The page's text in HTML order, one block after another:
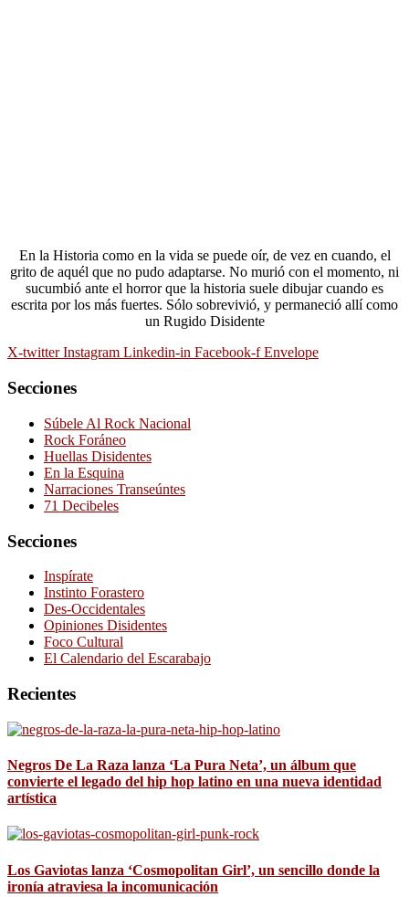
En la Historia como en la vida se puede oír, de vez en cuando, el
grito de aquél que no pudo adaptarse. No murió con el momento, ni
sucumbió ante el horror que la historia suele dibujar cuando es
escrita por los más fuertes. Sólo sobrevivió, y permaneció allí como
un Rugido Disidente
X-twitter Instagram Linkedin-in Facebook-f Envelope
Secciones
Súbele Al Rock Nacional
Rock Foráneo
Huellas Disidentes
En la Esquina
Narraciones Transeúntes
71 Decibeles
Secciones
Inspírate
Instinto Forastero
Des-Occidentales
Opiniones Disidentes
Foco Cultural
El Calendario del Escarabajo
Recientes
Negros De La Raza lanza ‘La Pura Neta’, un álbum que
convierte el legado del hip hop latino en una nueva identidad
artística
Los Gaviotas lanza ‘Cosmopolitan Girl’, un sencillo donde la
ironía atraviesa la incomunicación